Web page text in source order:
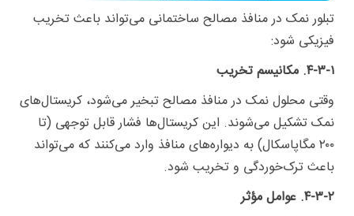
تبلور نمک در منافذ مصالح ساختمانی می‌تواند باعث تخریب
فیزیکی شود:
۴-۳-۱. مکانیسم تخریب
وقتی محلول نمک در منافذ مصالح تبخیر می‌شود، کریستال‌های
نمک تشکیل می‌شوند. این کریستال‌ها فشار قابل توجهی (تا
۲۰۰ مگاپاسکال) به دیواره‌های منافذ وارد می‌کنند که می‌تواند
باعث ترک‌خوردگی و تخریب شود.
۴-۳-۲. عوامل مؤثر